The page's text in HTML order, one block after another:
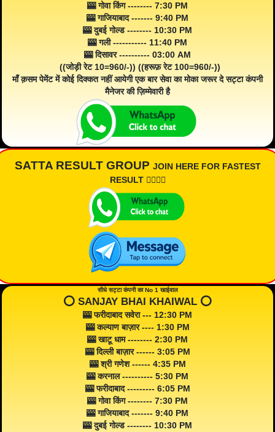
🎰 गोवा किंग -------- 7:30 PM
🎰 गाजियाबाद ------- 9:40 PM
🎰 दुबई गोल्ड -------- 10:30 PM
🎰 गली ----------- 11:40 PM
🎰 दिसावर ---------- 03:00 AM
((जोड़ी रेट 10=960/-)) ((हरूफ़ रेट 100=960/-))
माँ क़सम पेमेंट में कोई दिक्कत नहीं आयेगी एक बार सेवा का मोका जरूर दे सट्टा कंपनी
मैनेजर की ज़िम्मेवारी है
SATTA RESULT GROUP JOIN HERE FOR FASTEST
RESULT 👇🏾👇🏾
सीधे सट्टा कंपनी का No 1 खाईवाल
⭕️ SANJAY BHAI KHAIWAL ⭕️
🎰 फरीदाबाद सवेरा --- 12:30 PM
🎰 कल्याण बाज़ार ---- 1:30 PM
🎰 खाटू धाम -------- 2:30 PM
🎰 दिल्ली बाज़ार ------ 3:05 PM
🎰 श्री गणेश ------ 4:35 PM
🎰 करनाल ---------- 5:30 PM
🎰 फरीदाबाद --------- 6:05 PM
🎰 गोवा किंग -------- 7:30 PM
🎰 गाजियाबाद ------- 9:40 PM
🎰 दुबई गोल्ड -------- 10:30 PM